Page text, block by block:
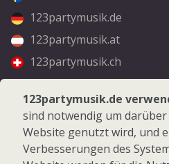
123partymusik.de
123partymusik.at
123partymusik.ch
Folgen Sie uns
Facebook
Instagram
123partymusik.de
sind notwendig um
Website genutzt wird, und
Verbesserungen des